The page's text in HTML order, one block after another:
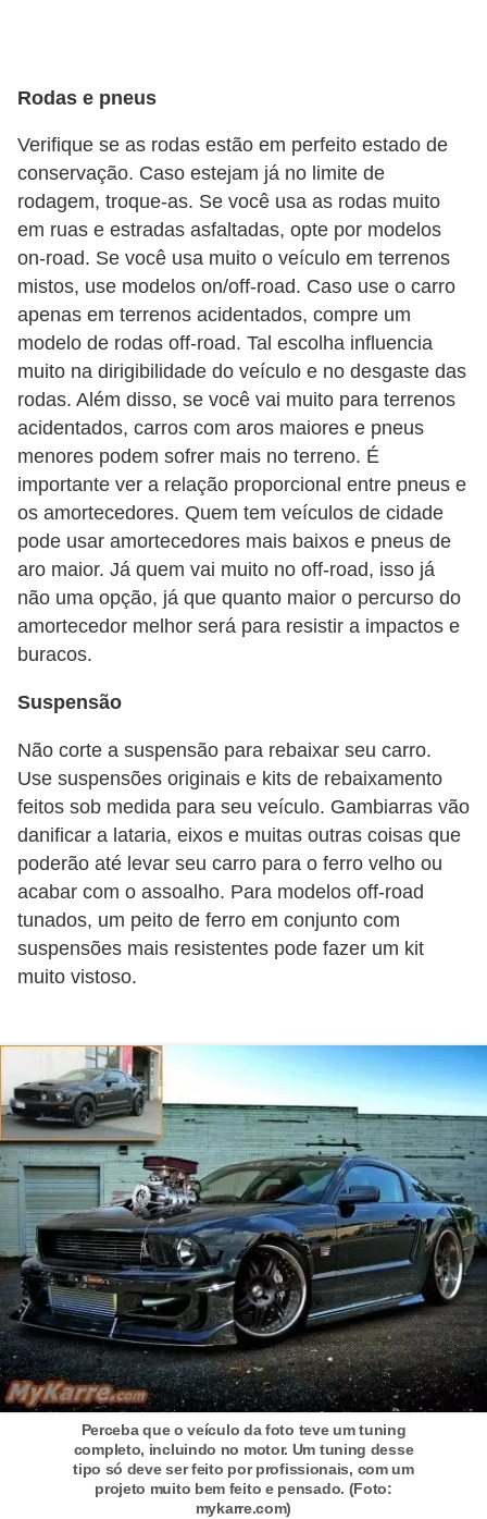
Rodas e pneus
Verifique se as rodas estão em perfeito estado de
conservação. Caso estejam já no limite de
rodagem, troque-as. Se você usa as rodas muito
em ruas e estradas asfaltadas, opte por modelos
on-road. Se você usa muito o veículo em terrenos
mistos, use modelos on/off-road. Caso use o carro
apenas em terrenos acidentados, compre um
modelo de rodas off-road. Tal escolha influencia
muito na dirigibilidade do veículo e no desgaste das
rodas. Além disso, se você vai muito para terrenos
acidentados, carros com aros maiores e pneus
menores podem sofrer mais no terreno. É
importante ver a relação proporcional entre pneus e
os amortecedores. Quem tem veículos de cidade
pode usar amortecedores mais baixos e pneus de
aro maior. Já quem vai muito no off-road, isso já
não uma opção, já que quanto maior o percurso do
amortecedor melhor será para resistir a impactos e
buracos.
Suspensão
Não corte a suspensão para rebaixar seu carro.
Use suspensões originais e kits de rebaixamento
feitos sob medida para seu veículo. Gambiarras vão
danificar a lataria, eixos e muitas outras coisas que
poderão até levar seu carro para o ferro velho ou
acabar com o assoalho. Para modelos off-road
tunados, um peito de ferro em conjunto com
suspensões mais resistentes pode fazer um kit
muito vistoso.
Perceba que o veículo da foto teve um tuning
completo, incluindo no motor. Um tuning desse
tipo só deve ser feito por profissionais, com um
projeto muito bem feito e pensado. (Foto:
mykarre.com)